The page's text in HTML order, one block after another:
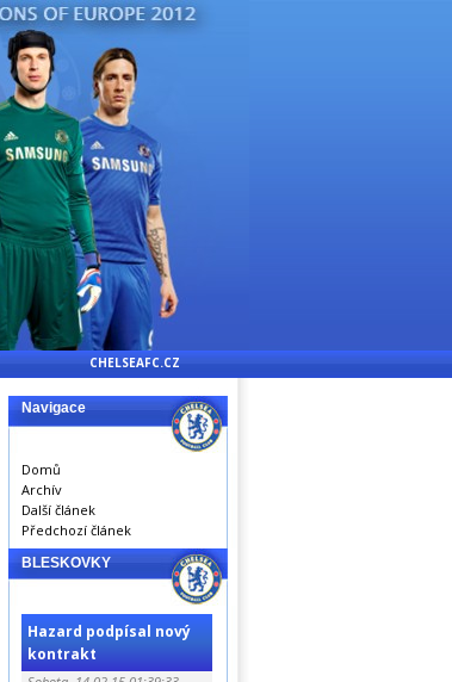
CHELSEAFC.CZ
Navigace
Domů
Archív
Další článek
Předchozí článek
BLESKOVKY
Hazard podpísal nový
kontrakt